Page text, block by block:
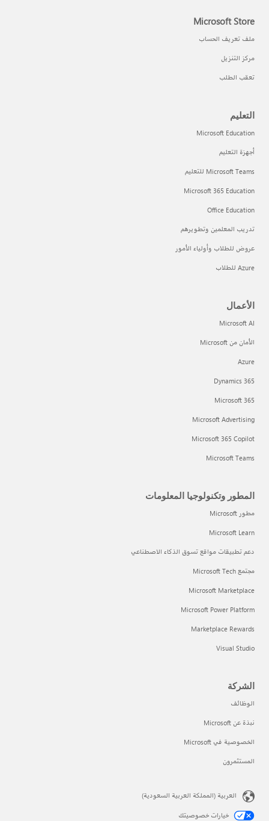
Microsoft Store
ملف تعريف الحساب
مركز التنزيل
تعقب الطلب
التعليم
Microsoft Education
أجهزة التعليم
Microsoft Teams للتعليم
Microsoft 365 Education
Office Education
تدريب المعلمين وتطويرهم
عروض للطلاب وأولياء الأمور
Azure للطلاب
الأعمال
Microsoft AI
الأمان من Microsoft
Azure
Dynamics 365
Microsoft 365
Microsoft Advertising
Microsoft 365 Copilot
Microsoft Teams
المطور وتكنولوجيا المعلومات
مطور Microsoft
Microsoft Learn
دعم تطبيقات مواقع تسوق الذكاء الاصطناعي
مجتمع Microsoft Tech
Microsoft Marketplace
Microsoft Power Platform
Marketplace Rewards
Visual Studio
الشركة
الوظائف
نبذة عن Microsoft
الخصوصية في Microsoft
المستثمرون
العربية (المملكة العربية السعودية)
خيارات خصوصيتك